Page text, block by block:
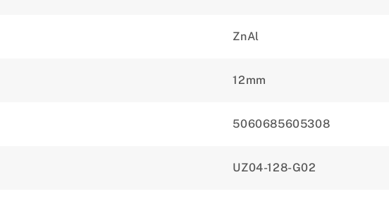
ZnAl
12mm
5060685605308
UZ04-128-G02